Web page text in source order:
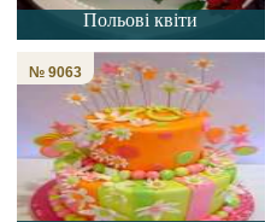
Польові квіти
№ 9063